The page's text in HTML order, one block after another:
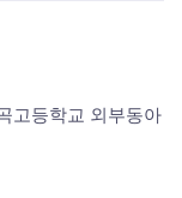
고등학교 외부동아